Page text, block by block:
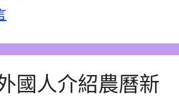
國人介紹農曆新